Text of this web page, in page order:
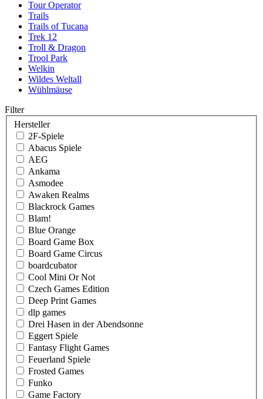
Tour Operator
Trails
Trails of Tucana
Trek 12
Troll & Dragon
Trool Park
Welkin
Wildes Weltall
Wühlmäuse
Filter
Hersteller
2F-Spiele
Abacus Spiele
AEG
Ankama
Asmodee
Awaken Realms
Blackrock Games
Blam!
Blue Orange
Board Game Box
Board Game Circus
boardcubator
Cool Mini Or Not
Czech Games Edition
Deep Print Games
dlp games
Drei Hasen in der Abendsonne
Eggert Spiele
Fantasy Flight Games
Feuerland Spiele
Frosted Games
Funko
Game Factory